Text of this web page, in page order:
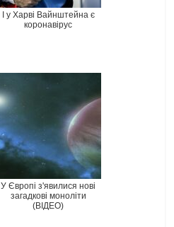
І у Харві Вайнштейна є
коронавірус
У Європі з'явилися нові
загадкові моноліти
(ВІДЕО)